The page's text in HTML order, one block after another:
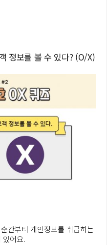
정보를 볼 수 있다? (O/X)
간부터 개인정보를 취급하는
있어요.